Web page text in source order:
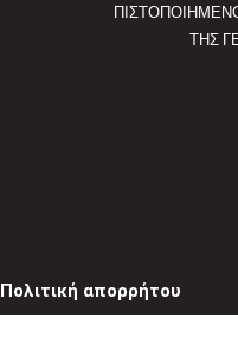
ΤΗΣ
Πολιτική απορρήτου